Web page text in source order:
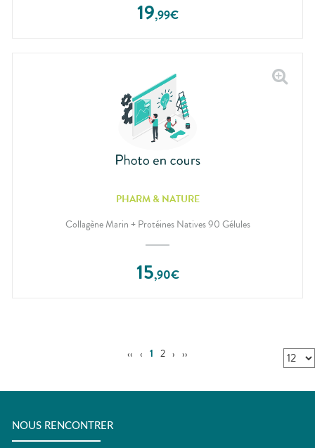
19,99€
PHARM & NATURE
Collagène Marin + Protéines Natives 90 Gélules
15,90€
‹‹ ‹ 1 2 › ››
NOUS RENCONTRER